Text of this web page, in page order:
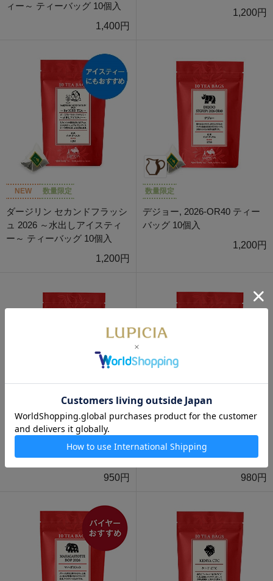
ィー～ ティーバッグ 10個入
1,400円
1,200円
NEW 数量限定
ダージリン セカンドフラッシ
ュ 2026 ～水出しアイスティ
ー～ ティーバッグ 10個入
1,200円
数量限定
デジョー, 2026-OR40 ティー
バッグ 10個入
1,200円
数量限定
ニルギリ クオリティー 2026
ティーバッグ 10個入
950円
数量限定
アルトン 2026 ティーバッグ
10個入
980円